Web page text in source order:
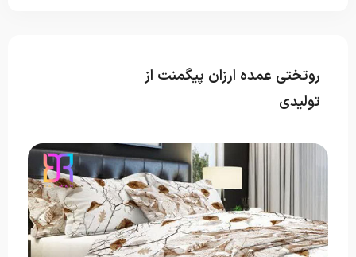
روتختی عمده ارزان پیگمنت از
تولیدی